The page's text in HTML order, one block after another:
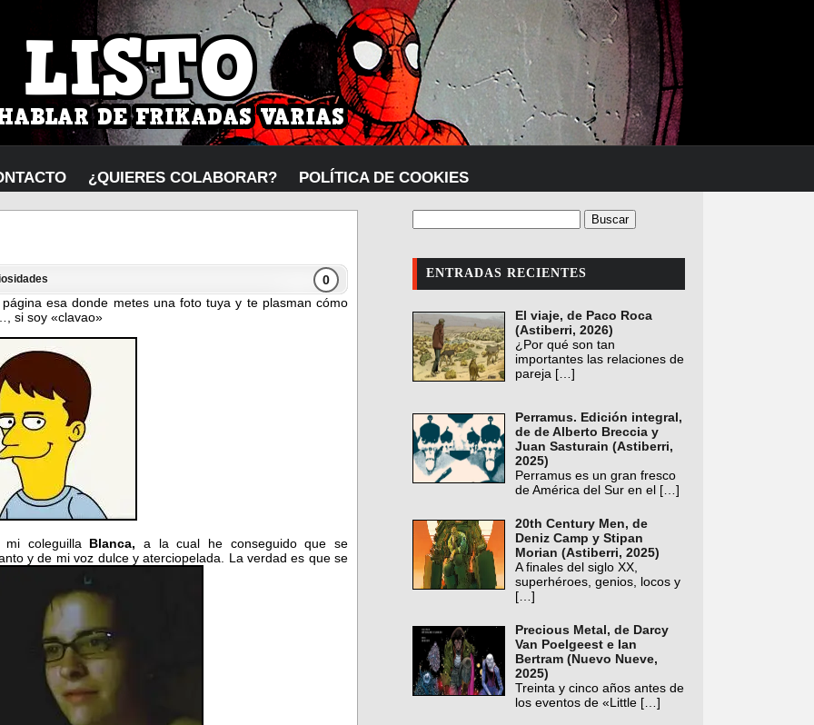
¿QUIERES COLABORAR? POLÍTICA DE COOKIES
0
esa donde metes una foto tuya y te plasman cómo
si soy «clavao»
coleguilla Blanca, a la cual he conseguido que se
y de mi voz dulce y aterciopelada. La verdad es que se
ENTRADAS RECIENTES
El viaje, de Paco Roca
(Astiberri, 2026)
¿Por qué son tan
importantes las relaciones de
pareja […]
Perramus. Edición integral,
de de Alberto Breccia y
Juan Sasturain (Astiberri,
2025)
Perramus es un gran fresco
de América del Sur en el […]
20th Century Men, de
Deniz Camp y Stipan
Morian (Astiberri, 2025)
A finales del siglo XX,
superhéroes, genios, locos y
[…]
Precious Metal, de Darcy
Van Poelgeest e Ian
Bertram (Nuevo Nueve,
2025)
Treinta y cinco años antes de
los eventos de «Little […]